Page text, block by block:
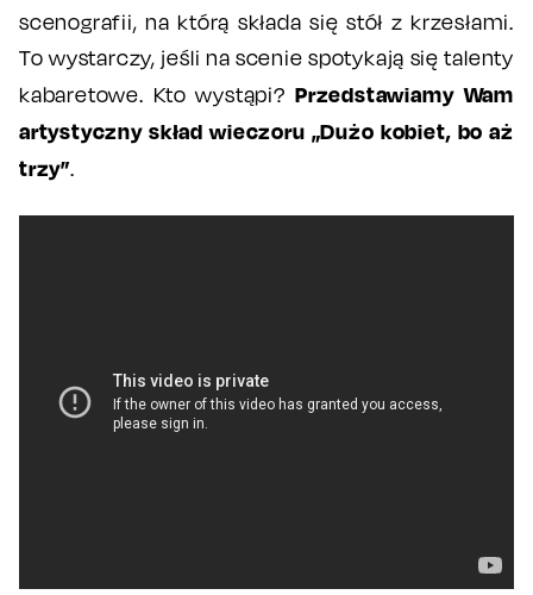
scenografii, na którą składa się stół z krzesłami.
To wystarczy, jeśli na scenie spotykają się talenty
kabaretowe. Kto wystąpi?Przedstawiamy Wam
artystyczny skład wieczoru „Dużo kobiet, bo aż
trzy”.